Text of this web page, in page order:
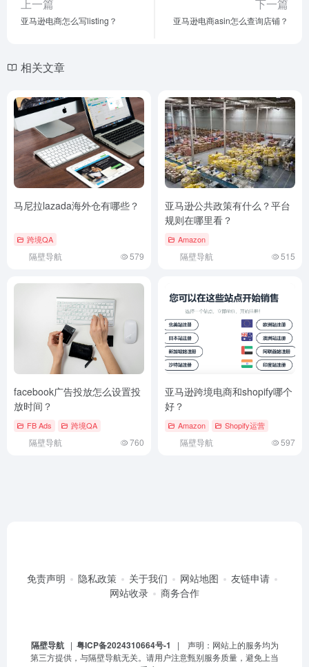
上一篇
亚马逊电商怎么写listing？
下一篇
亚马逊电商asin怎么查询店铺？
相关文章
马尼拉lazada海外仓有哪些？
跨境QA
隔壁导航 579
亚马逊公共政策有什么？平台
规则在哪里看？
Amazon
隔壁导航 515
facebook广告投放怎么设置投
放时间？
FB Ads 跨境QA
隔壁导航 760
亚马逊跨境电商和shopify哪个
好？
Amazon Shopify运营
隔壁导航 597
免责声明 隐私政策 关于我们 网站地图
友链申请
网站收录
商务合作
隔壁导航| 粤ICP备2024310664号-1
| 声明：网站上的服务均为
第三方提供，与隔壁导航无关。请用户注意甄别服务质量，避免上当